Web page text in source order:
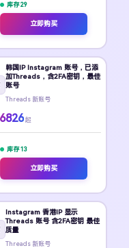
库存 29
立即购买
韩国IP Instagram 账号，已添
加Threads，含2FA密钥，最佳
账号
Threads 新账号
起
库存 13
立即购买
Instagram 香港IP 显示
Threads 账号 含2FA密钥 最佳
质量
Threads 新账号